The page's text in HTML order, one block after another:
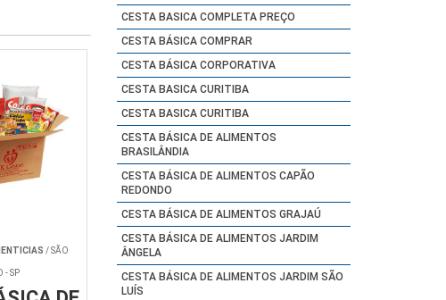
/ SÃO
- SP
CESTA BASICA COMPLETA PREÇO
CESTA BÁSICA COMPRAR
CESTA BÁSICA CORPORATIVA
CESTA BASICA CURITIBA
CESTA BASICA CURITIBA
CESTA BÁSICA DE ALIMENTOS
BRASILÂNDIA
CESTA BÁSICA DE ALIMENTOS CAPÃO
REDONDO
CESTA BÁSICA DE ALIMENTOS GRAJAÚ
CESTA BÁSICA DE ALIMENTOS JARDIM
ÂNGELA
CESTA BÁSICA DE ALIMENTOS JARDIM SÃO
LUÍS